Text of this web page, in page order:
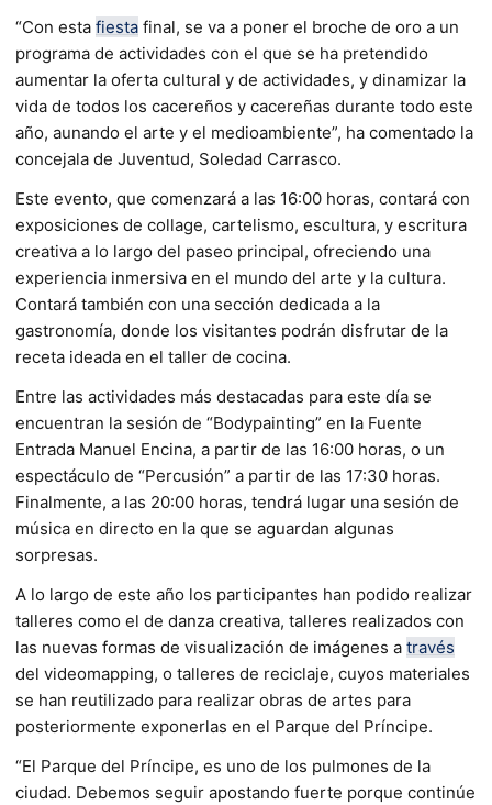
“Con esta fiesta final, se va a poner el broche de oro a un
programa de actividades con el que se ha pretendido
aumentar la oferta cultural y de actividades, y dinamizar la
vida de todos los cacereños y cacereñas durante todo este
año, aunando el arte y el medioambiente”, ha comentado la
concejala de Juventud, Soledad Carrasco.
Este evento, que comenzará a las 16:00 horas, contará con
exposiciones de collage, cartelismo, escultura, y escritura
creativa a lo largo del paseo principal, ofreciendo una
experiencia inmersiva en el mundo del arte y la cultura.
Contará también con una sección dedicada a la
gastronomía, donde los visitantes podrán disfrutar de la
receta ideada en el taller de cocina.
Entre las actividades más destacadas para este día se
encuentran la sesión de “Bodypainting” en la Fuente
Entrada Manuel Encina, a partir de las 16:00 horas, o un
espectáculo de “Percusión” a partir de las 17:30 horas.
Finalmente, a las 20:00 horas, tendrá lugar una sesión de
música en directo en la que se aguardan algunas
sorpresas.
A lo largo de este año los participantes han podido realizar
talleres como el de danza creativa, talleres realizados con
las nuevas formas de visualización de imágenes a través
del videomapping, o talleres de reciclaje, cuyos materiales
se han reutilizado para realizar obras de artes para
posteriormente exponerlas en el Parque del Príncipe.
“El Parque del Príncipe, es uno de los pulmones de la
ciudad. Debemos seguir apostando fuerte porque continúe